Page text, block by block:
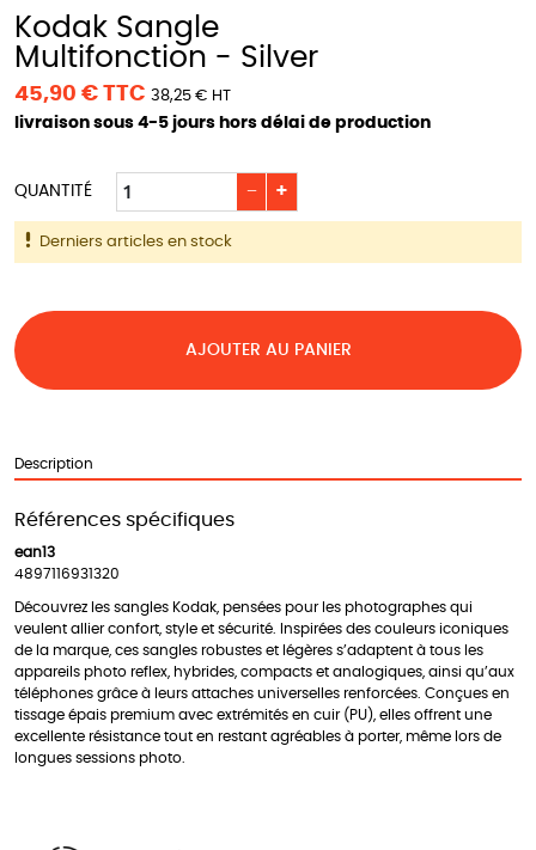
Kodak Sangle
Multifonction - Silver
45,90 € TTC 38,25 € HT
livraison sous 4-5 jours hors délai de production
QUANTITÉ +
−
Derniers articles en stock
AJOUTER AU PANIER
Description
Références spécifiques
ean13
4897116931320
Découvrez les sangles Kodak, pensées pour les photographes qui
veulent allier confort, style et sécurité. Inspirées des couleurs iconiques
de la marque, ces sangles robustes et légères s’adaptent à tous les
appareils photo reflex, hybrides, compacts et analogiques, ainsi qu’aux
téléphones grâce à leurs attaches universelles renforcées. Conçues en
tissage épais premium avec extrémités en cuir (PU), elles offrent une
excellente résistance tout en restant agréables à porter, même lors de
longues sessions photo.